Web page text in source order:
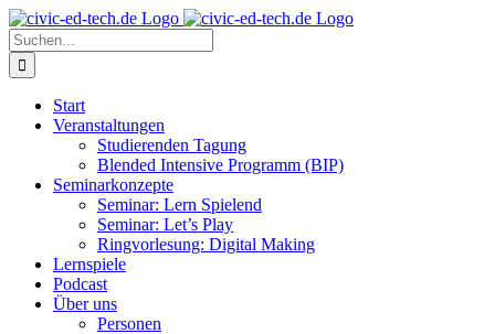
Zum
Inhalt
springen
Instagram
Stiftung
PH
Ludwigsburg
Podcast
Suche
nach:
Start
Veranstaltungen
Studierenden Tagung
Blended Intensive Programm (BIP)
Seminarkonzepte
Seminar: Lern Spielend
Seminar: Let’s Play
Ringvorlesung: Digital Making
Lernspiele
Podcast
Über uns
Personen